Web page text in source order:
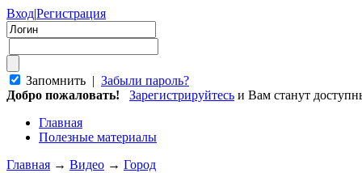
Вход|Регистрация
Запомнить | Забыли пароль?
Добро пожаловать!
Зарегистрируйтесь и Вам станут
Главная
Полезные материалы
Главная → Видео → Город